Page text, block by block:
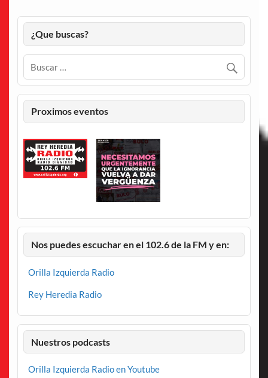
¿Que buscas?
Proximos eventos
Nos puedes escuchar en el 102.6 de la FM y en:
Orilla Izquierda Radio
Rey Heredia Radio
Nuestros podcasts
Orilla Izquierda Radio en Youtube